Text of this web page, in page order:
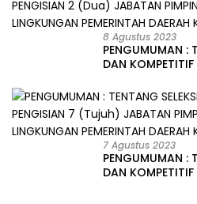
8 Agustus 2023
PENGUMUMAN :
DAN
LINGKUNGAN
KABUPATEN
7 Agustus 2023
PENGUMUMAN :
DAN